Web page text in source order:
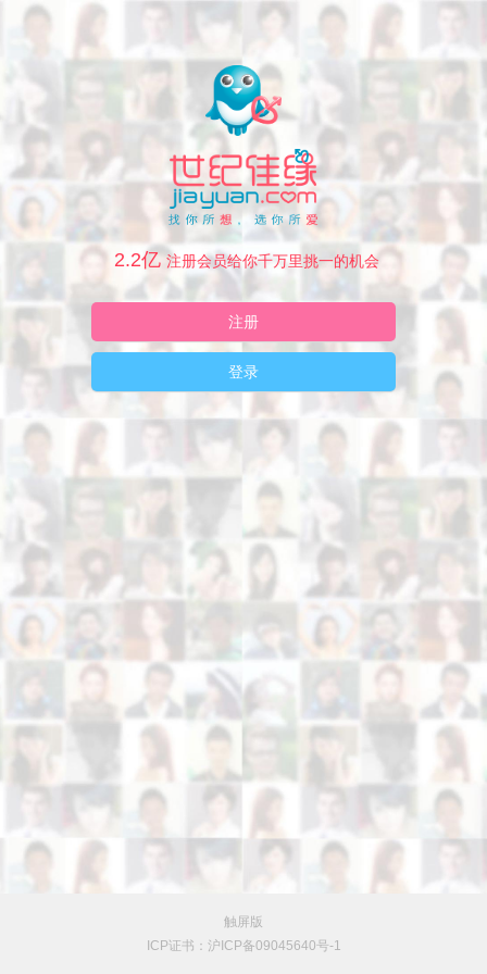
2.2亿 注册会员给你千万里挑一的机会
注册
登录
触屏版
ICP证书：沪ICP备09045640号-1